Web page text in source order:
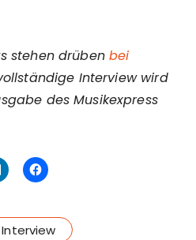
stehen drübenbei
Interview wird
des Musikexpress
Interview